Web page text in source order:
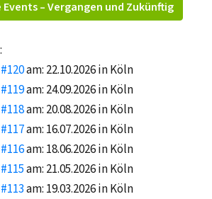
– Vergangen und Zukünftig
am: 22.10.2026 in Köln
am: 24.09.2026 in Köln
am: 20.08.2026 in Köln
am: 16.07.2026 in Köln
am: 18.06.2026 in Köln
am: 21.05.2026 in Köln
am: 19.03.2026 in Köln